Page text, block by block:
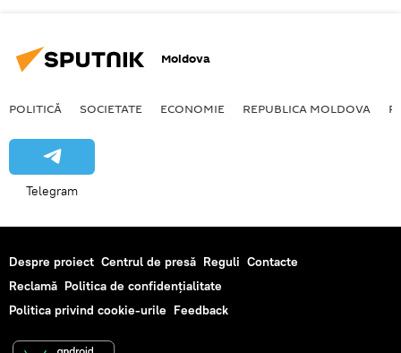
Moldova
POLITICĂ SOCIETATE ECONOMIE REPUBLICA MOLDOVA
Telegram
Despre proiect Centrul de presă Reguli Contacte
Reclamă Politica de confidențialitate
Politica privind cookie-urile Feedback